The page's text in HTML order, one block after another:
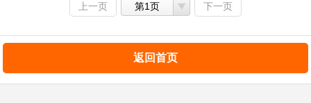
上一页 第1页 下一页
返回首页